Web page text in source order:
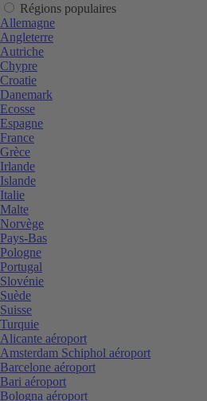
Régions populaires
Allemagne
Angleterre
Autriche
Chypre
Croatie
Danemark
Ecosse
Espagne
France
Grèce
Irlande
Islande
Italie
Malte
Norvège
Pays-Bas
Pologne
Portugal
Slovénie
Suède
Suisse
Turquie
Alicante aéroport
Amsterdam Schiphol aéroport
Barcelone aéroport
Bari aéroport
Bologna aéroport